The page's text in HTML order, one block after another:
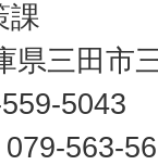
課
県三田市
5043
563-